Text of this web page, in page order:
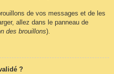
de vos messages et de les
allez dans le panneau de
des brouillons).
?